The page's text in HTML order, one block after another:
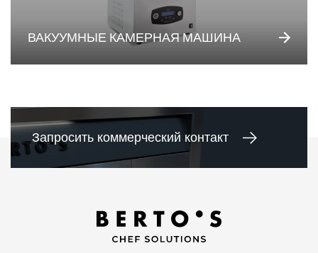
ВАКУУМНЫЕ КАМЕРНАЯ МАШИНА
Запросить коммерческий контакт